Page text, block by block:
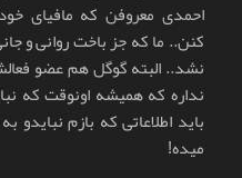
احمدی معروفن که مافیای
کنن.. ما که جز باخت روانی و
نشد.. البته گوگل هم عضو
نداره که همیشه اونوقت که
باید اطلاعاتی که بازم نبایدو
میده!